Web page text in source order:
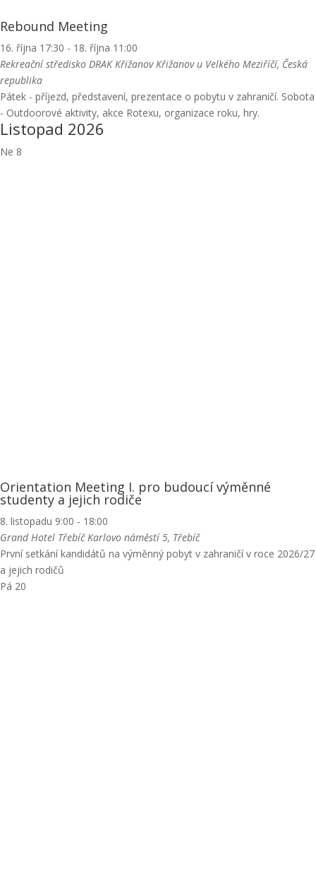
Rebound Meeting
16. října 17:30 - 18. října 11:00
Rekreační středisko DRAK KřižanovKřižanov u Velkého Meziříčí, Česká
republika
Pátek - příjezd, představení, prezentace o pobytu v zahraničí. Sobota
- Outdoorové aktivity, akce Rotexu, organizace roku, hry.
Listopad 2026
Ne 8
Orientation Meeting I. pro budoucí výměnné
studenty a jejich rodiče
8. listopadu 9:00 - 18:00
Grand Hotel TřebíčKarlovo náměstí 5, Třebíč
První setkání kandidátů na výměnný pobyt v zahraničí v roce 2026/27
a jejich rodičů
Pá 20